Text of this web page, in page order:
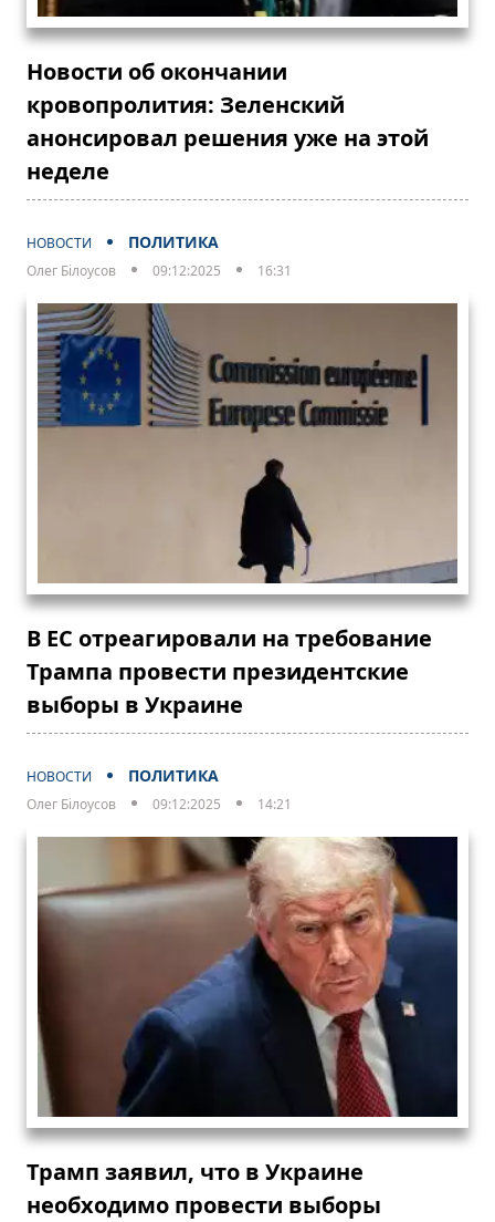
Новости об окончании
кровопролития: Зеленский
анонсировал решения уже на этой
неделе
НОВОСТИ ПОЛИТИКА
Олег Білоусов 09:12:2025 16:31
В ЕС отреагировали на требование
Трампа провести президентские
выборы в Украине
НОВОСТИ ПОЛИТИКА
Олег Білоусов 09:12:2025 14:21
Трамп заявил, что в Украине
необходимо провести выборы